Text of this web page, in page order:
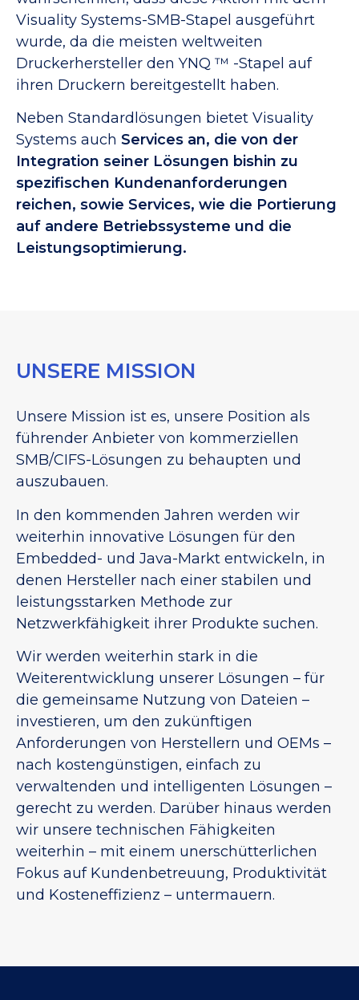
Visuality Systems-SMB-Stapel ausgeführt
wurde, da die meisten weltweiten
Druckerhersteller den YNQ ™ -Stapel auf
ihren Druckern bereitgestellt haben.
Neben Standardlösungen bietet Visuality
Systems auch Services an, die von der
Integration seiner Lösungen bishin zu
spezifischen Kundenanforderungen
reichen, sowie Services, wie die Portierung
auf andere Betriebssysteme und die
Leistungsoptimierung.
UNSERE MISSION
Unsere Mission ist es, unsere Position als
führender Anbieter von kommerziellen
SMB/CIFS-Lösungen zu behaupten und
auszubauen.
In den kommenden Jahren werden wir
weiterhin innovative Lösungen für den
Embedded- und Java-Markt entwickeln, in
denen Hersteller nach einer stabilen und
leistungsstarken Methode zur
Netzwerkfähigkeit ihrer Produkte suchen.
Wir werden weiterhin stark in die
Weiterentwicklung unserer Lösungen – für
die gemeinsame Nutzung von Dateien –
investieren, um den zukünftigen
Anforderungen von Herstellern und OEMs –
nach kostengünstigen, einfach zu
verwaltenden und intelligenten Lösungen –
gerecht zu werden. Darüber hinaus werden
wir unsere technischen Fähigkeiten
weiterhin – mit einem unerschütterlichen
Fokus auf Kundenbetreuung, Produktivität
und Kosteneffizienz – untermauern.